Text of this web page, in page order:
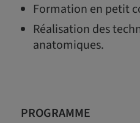
Formation en petit
Réalisation des
anatomiques.
PROGRAMME